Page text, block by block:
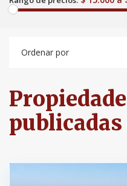
Ordenar por
publicadas